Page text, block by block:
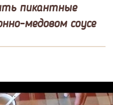
пикантные
медовом соусе